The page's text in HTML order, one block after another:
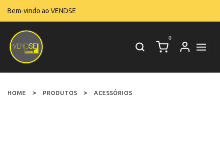
Bem-vindo ao VENDSE
0
HOME > PRODUTOS > ACESSÓRIOS